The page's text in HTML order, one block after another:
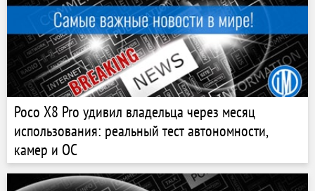
Poco X8 Pro удивил владельца через месяц
использования: реальный тест автономности,
камер и ОС